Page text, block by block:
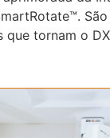
São
que tornam o